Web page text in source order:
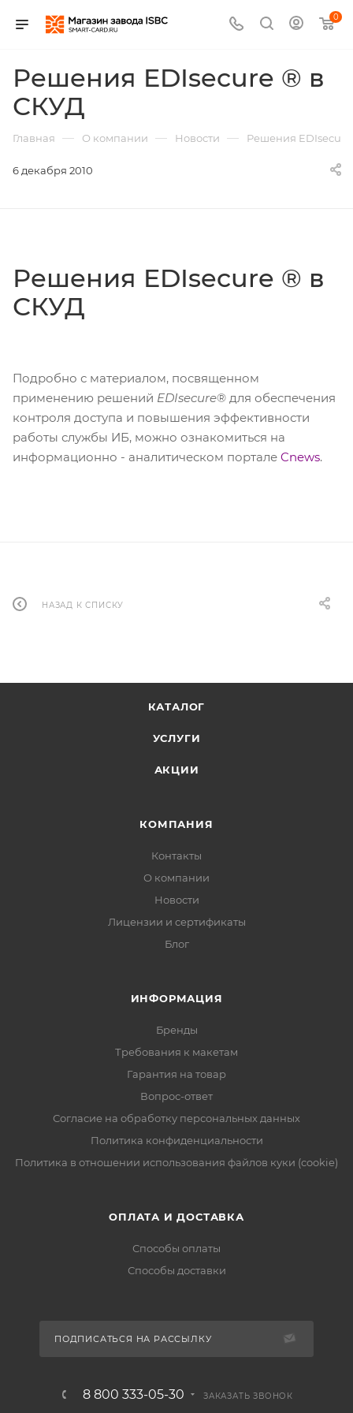
0
Решения EDIsecure ® в
СКУД
Главная — О компании — Новости — Решения
6 декабря 2010
Решения EDIsecure ® в
СКУД
Подробно с материалом, посвященном
применению решений EDIsecure® для обеспечения
контроля доступа и повышения эффективности
работы службы ИБ, можно ознакомиться на
информационно - аналитическом портале Cnews.
НАЗАД К СПИСКУ
КАТАЛОГ
УСЛУГИ
АКЦИИ
КОМПАНИЯ
Контакты
О компании
Новости
Лицензии и сертификаты
Блог
ИНФОРМАЦИЯ
Бренды
Требования к макетам
Гарантия на товар
Вопрос-ответ
Согласие на обработку персональных данных
Политика конфиденциальности
Политика в отношении использования файлов куки (cookie)
ОПЛАТА И ДОСТАВКА
Способы оплаты
Способы доставки
ПОДПИСАТЬСЯ НА РАССЫЛКУ
8 800 333-05-30 ЗАКАЗАТЬ ЗВОНОК